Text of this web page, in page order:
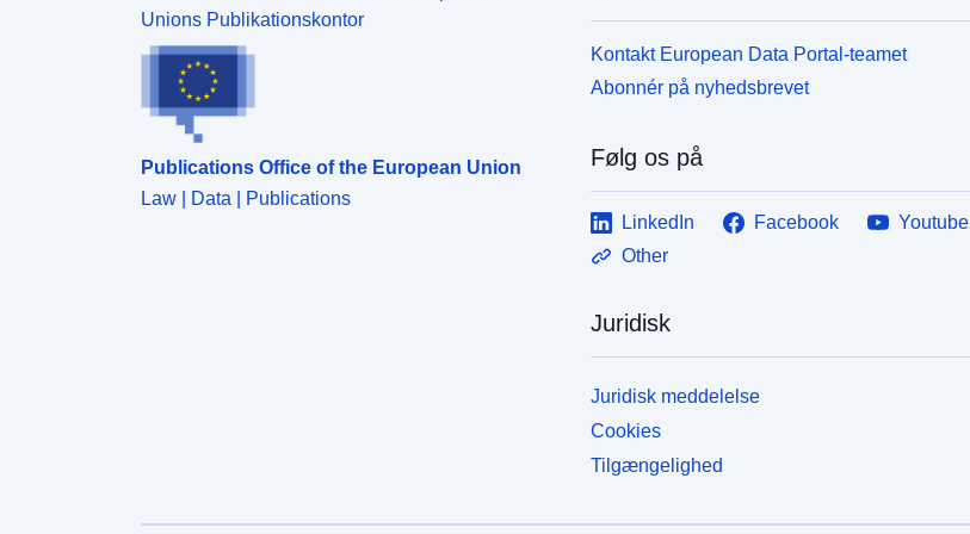
Unions Publikationskontor
Publications Office of the European Union
Law | Data | Publications
Kontakt European Data Portal-teamet
Abonnér på nyhedsbrevet
Følg os på
LinkedIn Facebook
Youtube
Other
Juridisk
Juridisk meddelelse
Cookies
Tilgængelighed